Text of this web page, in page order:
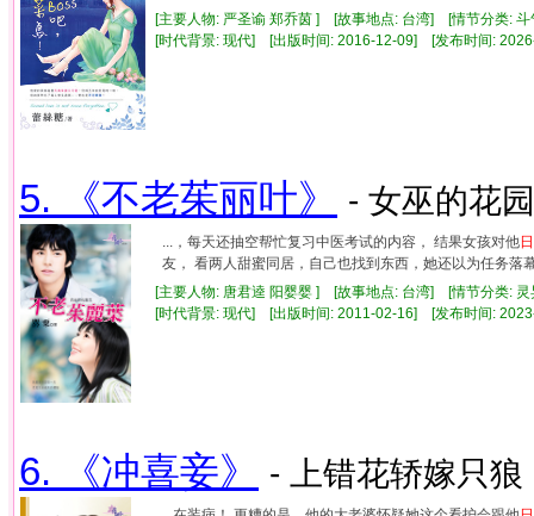
[主要人物: 严圣谕 郑乔茵 ] [故事地点: 台湾] [情节分类: 斗
[时代背景: 现代] [出版时间: 2016-12-09] [发布时间:
5. 《不老茱丽叶》 - 女巫的花
...，每天还抽空帮忙复习中医考试的内容， 结果女孩对他
友， 看两人甜蜜同居，自己也找到东西，她还以为任务落
[主要人物: 唐君逵 阳婴婴 ] [故事地点: 台湾] [情节分类: 灵
[时代背景: 现代] [出版时间: 2011-02-16] [发布时间:
6. 《冲喜妾》 - 上错花轿嫁只